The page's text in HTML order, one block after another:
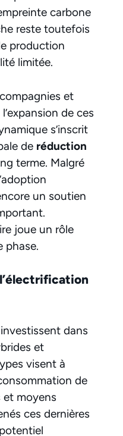
carbone
reste toutefois
production
limitée.
et
de ces
s’inscrit
de réduction
terme. Malgré
un soutien
joue un rôle
phase.
dans
et
visent à
de
et moyens
ces dernières